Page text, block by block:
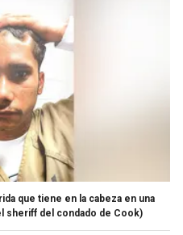
que tiene en la cabeza en una
sheriff del condado de Cook)